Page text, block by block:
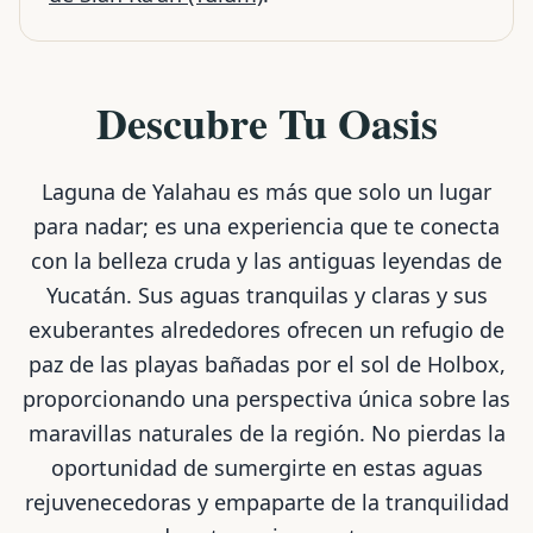
Descubre Tu Oasis
Laguna de Yalahau es más que solo un lugar
para nadar; es una experiencia que te conecta
con la belleza cruda y las antiguas leyendas de
Yucatán. Sus aguas tranquilas y claras y sus
exuberantes alrededores ofrecen un refugio de
paz de las playas bañadas por el sol de Holbox,
proporcionando una perspectiva única sobre las
maravillas naturales de la región. No pierdas la
oportunidad de sumergirte en estas aguas
rejuvenecedoras y empaparte de la tranquilidad